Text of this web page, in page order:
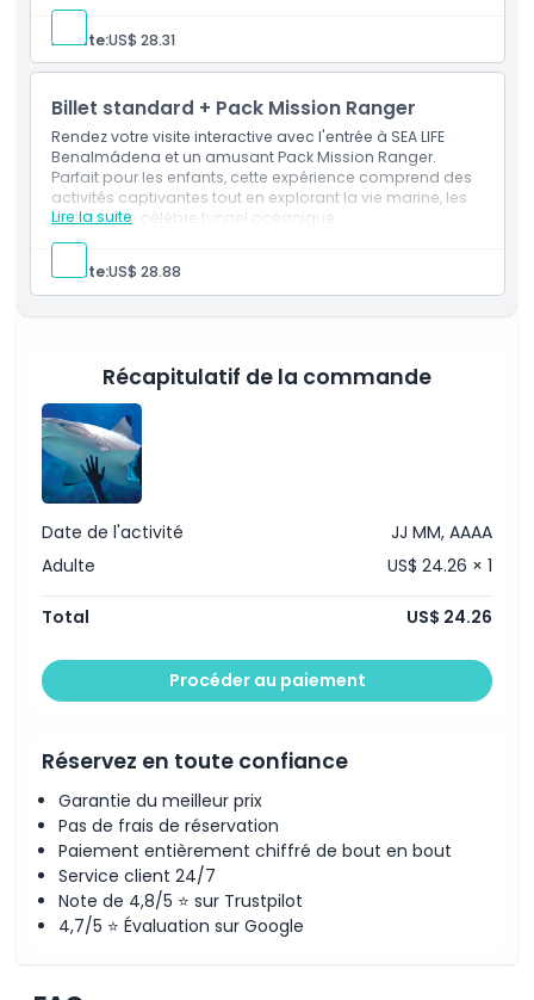
Heures d'ouverture
Emplacement
Comment s'y rendre
Adulte:US$ 28.31
Billet standard + Pack Mission Ranger
Rendez votre visite interactive avec l'entrée à SEA LIFE
Benalmádena et un amusant Pack Mission Ranger.
Parfait pour les enfants, cette expérience comprend des
activités captivantes tout en explorant la vie marine, les
loutres et le célèbre tunnel océanique.
Lire la suite
Adulte:US$ 28.88
Récapitulatif de la commande
Date de l'activité
JJ MM, AAAA
Adulte
US$ 24.26 × 1
Total US$ 24.26
Procéder au paiement
Réservez en toute confiance
Garantie du meilleur prix
Pas de frais de réservation
Paiement entièrement chiffré de bout en bout
Service client 24/7
Note de 4,8/5 ⭐ sur Trustpilot
4,7/5 ⭐ Évaluation sur Google